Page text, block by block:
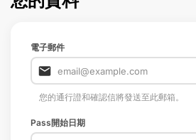
電子郵件
您的通行證和確認信將發送至此郵箱。
Pass開始日期